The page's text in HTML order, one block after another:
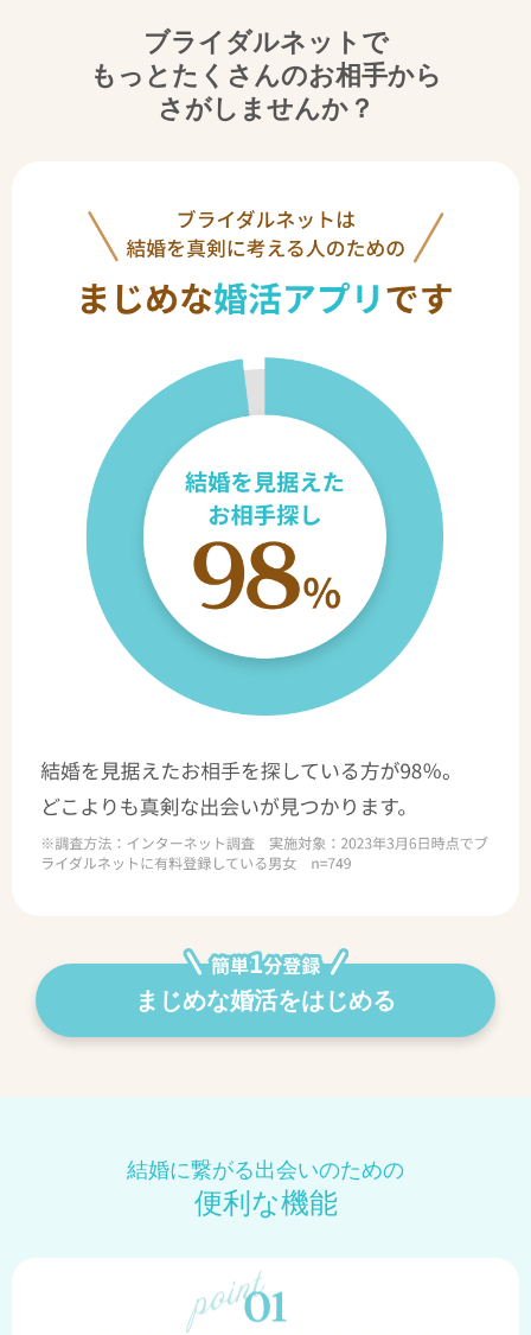
ブライダルネットで
もっとたくさんのお相手から
さがしませんか？
まじめな婚活をはじめる
結婚に繋がる出会いのための
便利な機能